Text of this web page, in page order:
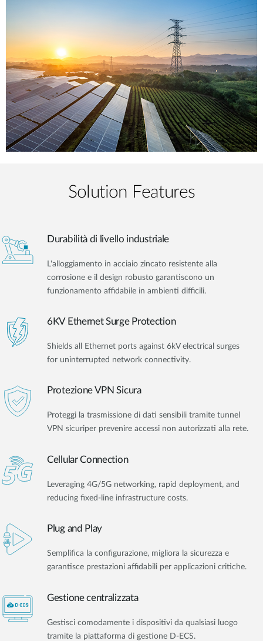
Solution Features
Durabilità di livello industriale
L'alloggiamento in acciaio zincato resistente alla
corrosione e il design robusto garantiscono un
funzionamento affidabile in ambienti difficili.
6KV Ethernet Surge Protection
Shields all Ethernet ports against 6kV electrical surges
for uninterrupted network connectivity.
Protezione VPN Sicura
Proteggi la trasmissione di dati sensibili tramite tunnel
VPN sicuriper prevenire accessi non autorizzati alla rete.
Cellular Connection
Leveraging 4G/5G networking, rapid deployment, and
reducing fixed-line infrastructure costs.
Plug and Play
Semplifica la configurazione, migliora la sicurezza e
garantisce prestazioni affidabili per applicazioni critiche.
Gestione centralizzata
Gestisci comodamente i dispositivi da qualsiasi luogo
tramite la piattaforma di gestione D-ECS.